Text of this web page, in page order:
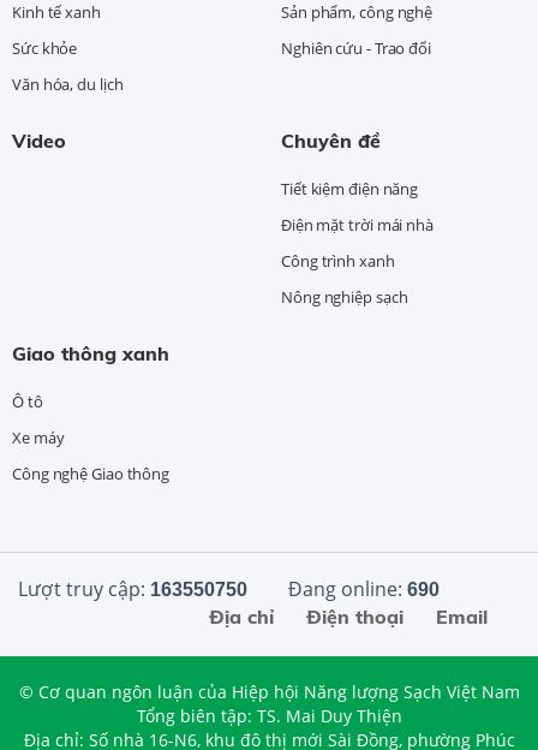
Kinh tế xanh
Sức khỏe
Văn hóa, du lịch
Sản phẩm, công nghệ
Nghiên cứu - Trao đổi
Video Chuyên đề
Tiết kiệm điện năng
Điện mặt trời mái nhà
Công trình xanh
Nông nghiệp sạch
Giao thông xanh
Ô tô
Xe máy
Công nghệ Giao thông
Lượt truy cập: 163550750 Đang online: 690
Email
Điện thoại
Địa chỉ
© Cơ quan ngôn luận của Hiệp hội Năng lượng Sạch Việt Nam
Tổng biên tập: TS. Mai Duy Thiện
Địa chỉ: Số nhà 16-N6, khu đô thị mới Sài Đồng, phường Phúc